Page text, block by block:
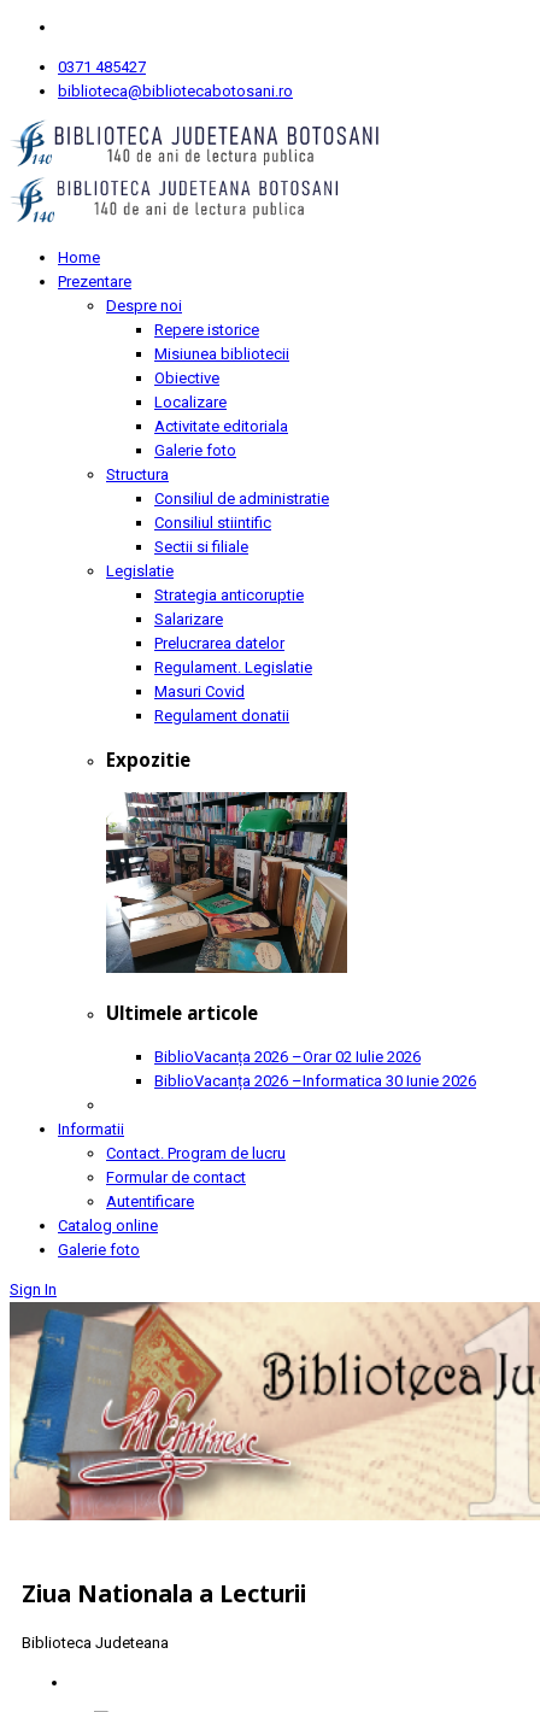
0371 485427
biblioteca@bibliotecabotosani.ro
Home
Prezentare
Despre noi
Repere istorice
Misiunea bibliotecii
Obiective
Localizare
Activitate editoriala
Galerie foto
Structura
Consiliul de administratie
Consiliul stiintific
Sectii si filiale
Legislatie
Strategia anticoruptie
Salarizare
Prelucrarea datelor
Regulament. Legislatie
Masuri Covid
Regulament donatii
Expozitie
Ultimele articole
BiblioVacanța 2026 –Orar02 Iulie 2026
BiblioVacanța 2026 –Informatica 30 Iunie 2026
Informatii
Contact. Program de lucru
Formular de contact
Autentificare
Catalog online
Galerie foto
Sign In
Ziua Nationala a Lecturii
Biblioteca Judeteana